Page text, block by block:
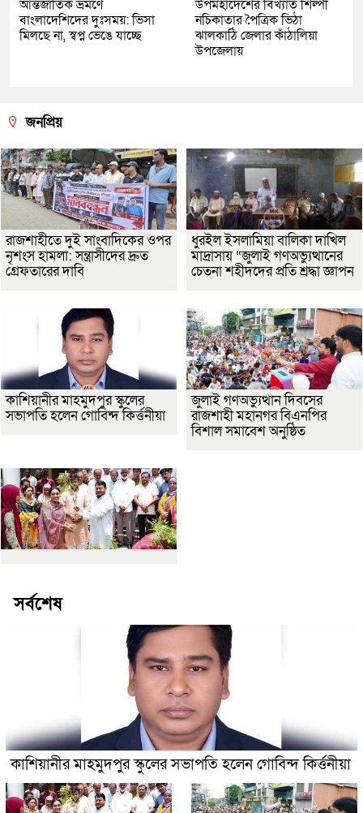
আন্তর্জাতিক ভ্রমণে
বাংলাদেশিদের দুঃসময়: ভিসা
মিলছে না, স্বপ্ন ভেঙে যাচ্ছে
উপমহাদেশের বিখ্যাত শিল্পী
নচিকাতার পৈত্রিক ভিঠা
ঝালকাঠি জেলার কাঁঠালিয়া
উপজেলায়
জনপ্রিয়
রাজশাহীতে দুই সাংবাদিকের ওপর
নৃশংস হামলা: সন্ত্রাসীদের দ্রুত
গ্রেফতারের দাবি
ধুরইল ইসলামিয়া বালিকা দাখিল
মাদ্রাসায় “জুলাই গণঅভ্যুত্থানের
চেতনা শহীদদের প্রতি শ্রদ্ধা জ্ঞাপন
কাশিয়ানীর মাহমুদপুর স্কুলের
সভাপতি হলেন গোবিন্দ কির্ত্তনীয়া
জুলাই গণঅভ্যুত্থান দিবসের
রাজশাহী মহানগর বিএনপির
বিশাল সমাবেশ অনুষ্ঠিত
সর্বশেষ
কাশিয়ানীর মাহমুদপুর স্কুলের সভাপতি হলেন গোবিন্দ কির্ত্তনীয়া